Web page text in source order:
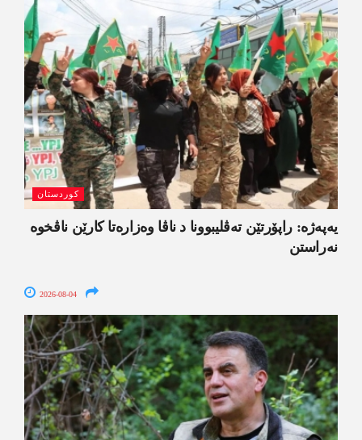
کوردستان
یەپەژە: راپۆرتێن تەڤلیبوونا د ناڤا وەزارەتا کارێن ناڤخوە
نەراستن
2026-08-04